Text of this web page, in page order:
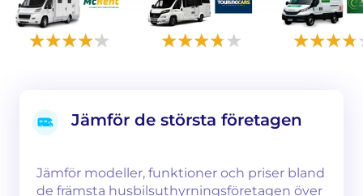
Jämför de största företagen
Jämför modeller, funktioner och priser bland
de främsta husbilsuthyrningsföretagen över